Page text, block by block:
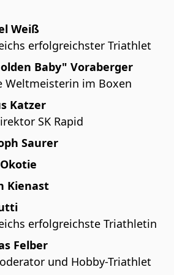
Weiß
erfolgreichster Triathlet
Baby" Voraberger
Weltmeisterin im Boxen
Katzer
SK Rapid
Saurer
Kienast
erfolgreichste Triathletin
Felber
und Hobby-Triathlet